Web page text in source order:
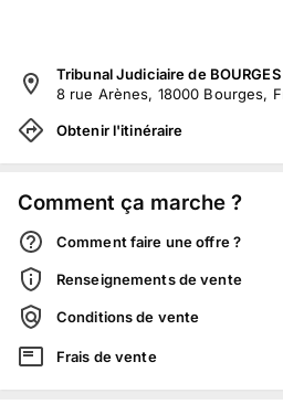
Tribunal Judiciaire de BOURGES
8 rue Arènes, 18000 Bourges,
Obtenir l'itinéraire
Comment ça marche ?
Comment faire une offre ?
Renseignements de vente
Conditions de vente
Frais de vente